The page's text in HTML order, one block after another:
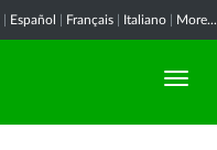
Español Français Italiano More...